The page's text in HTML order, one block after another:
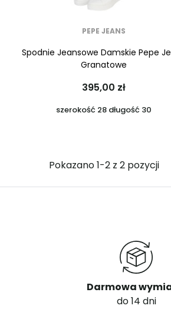
PEPE JEANS
Spodnie Jeansowe Damskie Pepe
Granatowe
395,00 zł
szerokość 28 długość 30
Pokazano 1-2 z 2 pozycji
Darmowa
do 14 dni